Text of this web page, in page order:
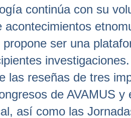
continúa con su
acontecimientos
ser una
las reseñas de tres
de AVAMUS y
así como las